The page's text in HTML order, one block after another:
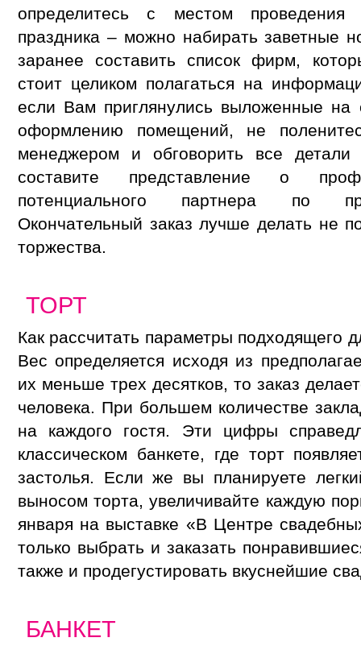
определитесь с местом проведения
праздника – можно набирать заветные
заранее составить список фирм,
стоит целиком полагаться на
если Вам приглянулись выложенные на
оформлению помещений, не
менеджером и обговорить все детали
составите представление о
потенциального партнера по
Окончательный заказ лучше делать не
торжества.
ТОРТ
Как рассчитать параметры подходящего
Вес определяется исходя из
их меньше трех десятков, то заказ
человека. При большем количестве
на каждого гостя. Эти цифры
классическом банкете, где торт
застолья. Если же вы планируете
выносом торта, увеличивайте каждую
января на выставке «В Центре
только выбрать и заказать
также и продегустировать вкуснейшие
БАНКЕТ